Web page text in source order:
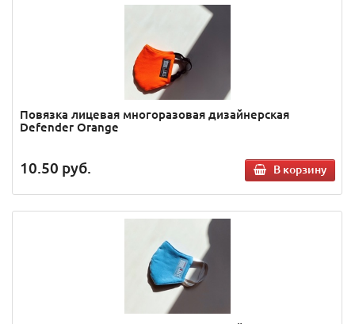
Повязка лицевая многоразовая дизайнерская
Defender Orange
10.50 руб. В корзину